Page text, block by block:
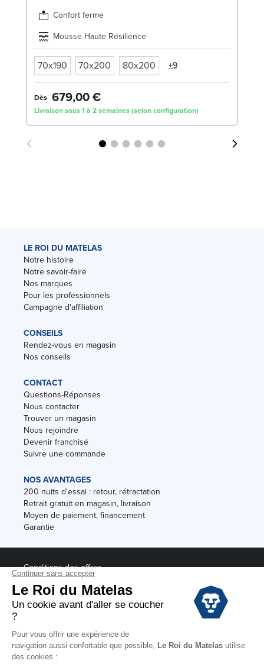
Confort ferme
Mousse Haute Résilience
70x190 70x200 80x200 +9
Dès 679,00 €
Livraison sous 1 à 2 semaines (selon configuration)
LE ROI DU MATELAS
Notre histoire
Notre savoir-faire
Nos marques
Pour les professionnels
Campagne d'affiliation
CONSEILS
Rendez-vous en magasin
Nos conseils
CONTACT
Questions-Réponses
Nous contacter
Trouver un magasin
Nous rejoindre
Devenir franchisé
Suivre une commande
NOS AVANTAGES
200 nuits d'essai : retour, rétractation
Retrait gratuit en magasin, livraison
Moyen de paiement, financement
Garantie
Conditions des offres
Black Friday
Destockage
Soldes
Conditions Générales de vente magasin
Conditions Générales de vente internet
Mentions Légales